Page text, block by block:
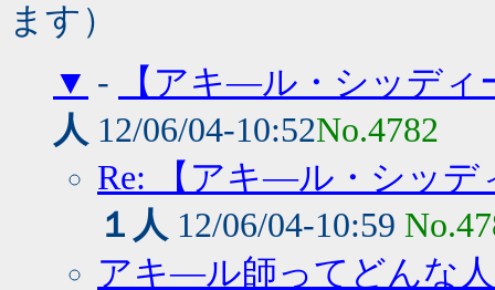
ます）
▼ -
【アキ―ル・シッデ
人 12/06/04-10:52No.4782
Re: 【アキ―ル・シッデ
１人 12/06/04-10:59
アキ―ル師ってどんな人